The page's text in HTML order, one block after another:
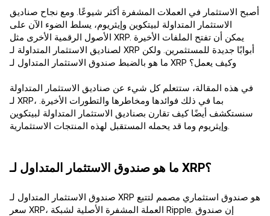
أصبح الاستثمار في العملات المشفرة أكثر شيوعًا. ومع نجاح صناديق
الاستثمار المتداولة لبيتكوين وإيثريوم، يسلط الضوء الآن على
الأصول الرقمية الأخرى مثل XRP. يمكن أن تفتح الملفات الأخيرة
لصناديق الاستثمار المتداولة لـ XRP أبوابًا جديدة للمستثمرين. ولكن
ما هو بالضبط صندوق الاستثمار المتداول لـ XRP وكيف يعمل؟
في هذه المقالة، ستتعلم كل شيء عن صناديق الاستثمار المتداولة
لـ XRP، بما في ذلك فوائدها ومخاطرها والتطورات الأخيرة.
سنستكشف أيضًا كيف تقارن بصناديق الاستثمار المتداولة لبيتكوين
ما هو صندوق الاستثمار المتداول لـ XRP؟
صندوق الاستثمار المتداول لـ XRP هو صندوق استثماري مصمم لتتبع
سعر XRP، العملة المشفرة الأصلية لشبكة Ripple. إن صندوق